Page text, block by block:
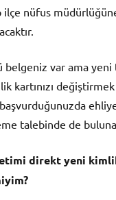
ilçe nüfus
belgeniz var ama yeni
kartınızı
talebinde de buluna
direkt yeni